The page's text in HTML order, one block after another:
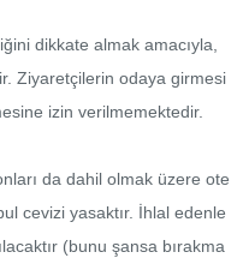
Ziyaretçilerin odaya girmesi
izin verilmemektedir.
cevizi yasaktır. İhlal edenle
(bunu şansa bırakma